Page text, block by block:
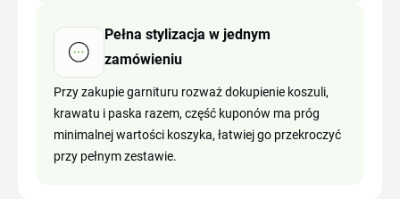
Pełna stylizacja w jednym
zamówieniu
Przy zakupie garnituru rozważ dokupienie koszuli,
krawatu i paska razem, część kuponów ma próg
minimalnej wartości koszyka, łatwiej go przekroczyć
przy pełnym zestawie.